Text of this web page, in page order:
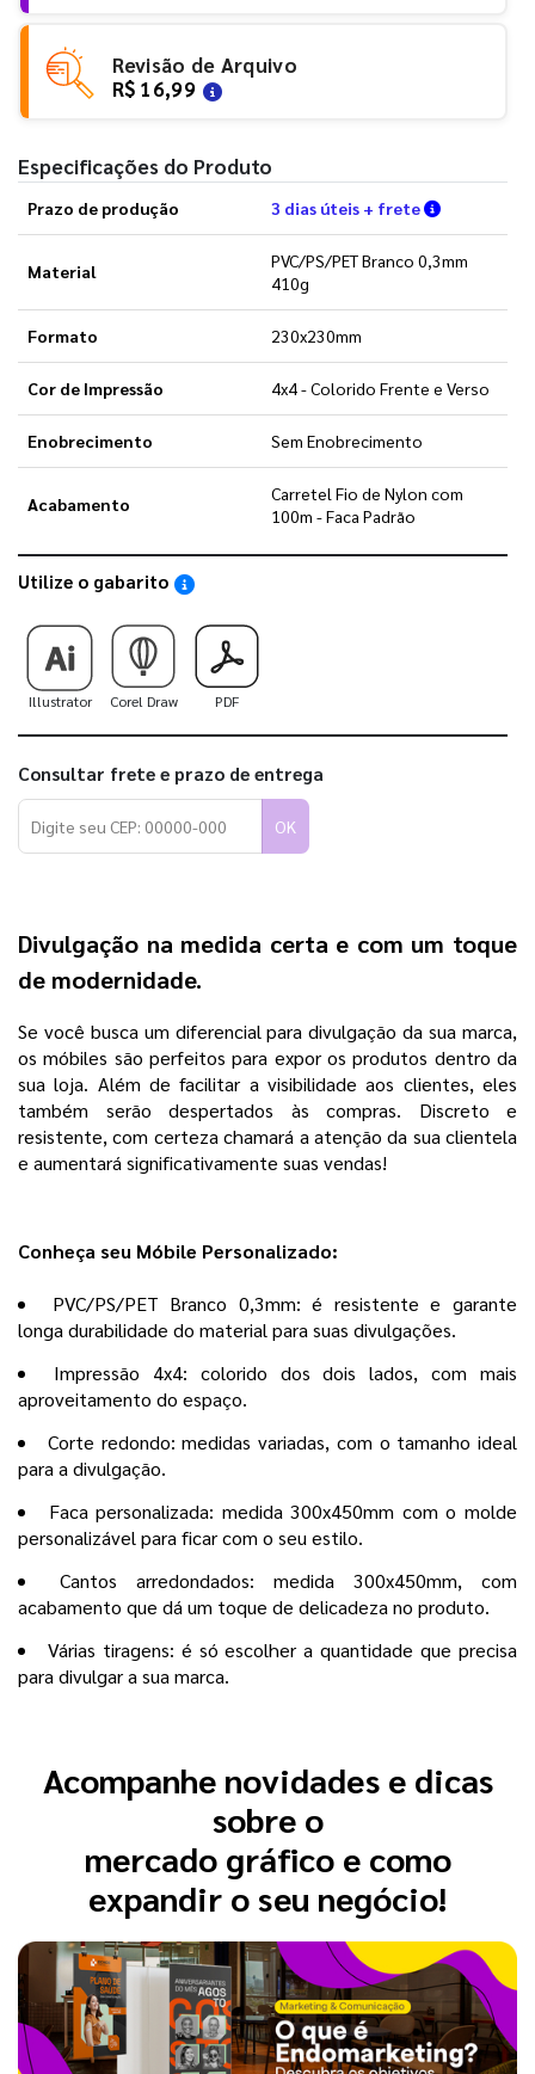
Revisão de Arquivo
R$ 16,99
Especificações do Produto
Prazo de produção 3 dias úteis + frete Verifique
Material
PVC/PS/PET Branco 0,3mm
410g
Formato 230x230mm
Cor de Impressão 4x4 - Colorido Frente e Verso
Enobrecimento Sem Enobrecimento
Acabamento
Carretel Fio de Nylon com
100m - Faca Padrão
Utilize o gabarito Saiba como utilizar os nossos gabaritos
Illustrator Corel Draw PDF
Consultar frete e prazo de entrega
OK
Divulgação na medida certa e com um toque
de modernidade.
Se você busca um diferencial para divulgação da sua marca,
os móbiles são perfeitos para expor os produtos dentro da
sua loja. Além de facilitar a visibilidade aos clientes, eles
também serão despertados às compras. Discreto e
resistente, com certeza chamará a atenção da sua clientela
e aumentará significativamente suas vendas!
Conheça seu Móbile Personalizado:
PVC/PS/PET Branco 0,3mm: é resistente e garante
longa durabilidade do material para suas divulgações.
Impressão 4x4: colorido dos dois lados, com mais
aproveitamento do espaço.
Corte redondo: medidas variadas, com o tamanho ideal
para a divulgação.
Faca personalizada: medida 300x450mm com o molde
personalizável para ficar com o seu estilo.
Cantos arredondados: medida 300x450mm, com
acabamento que dá um toque de delicadeza no produto.
Várias tiragens: é só escolher a quantidade que precisa
para divulgar a sua marca.
Acompanhe novidades e dicas
sobre o
mercado gráfico e como
expandir o seu negócio!